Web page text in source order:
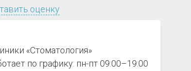
оценку
«Стоматология»
по графику: пн-пт 09:00–19:00